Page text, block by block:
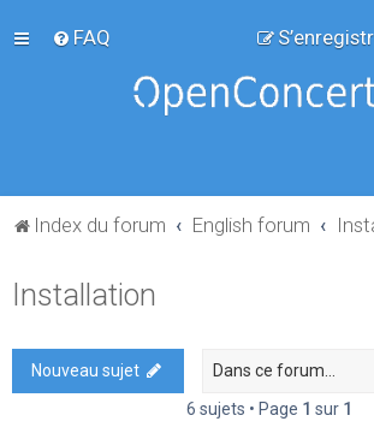
FAQ
Index du forum English forum
Installation
Nouveau sujet
6 sujets • Page 1 sur 1